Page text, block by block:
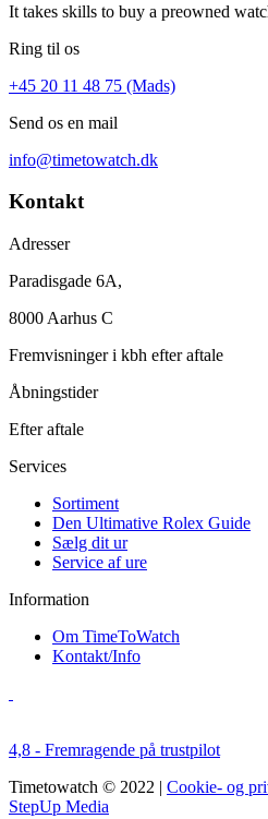
It takes skills to buy a preowned
Ring til os
+45 20 11 48 75 (Mads)
Send os en mail
info@timetowatch.dk
Kontakt
Adresser
Paradisgade 6A,
8000 Aarhus C
Fremvisninger i kbh efter aftale
Åbningstider
Efter aftale
Services
Sortiment
Den Ultimative Rolex Guide
Sælg dit ur
Service af ure
Information
Om TimeToWatch
Kontakt/Info
4,8 - Fremragende på trustpilot
Timetowatch © 2022 | Cookie- og
StepUp Media